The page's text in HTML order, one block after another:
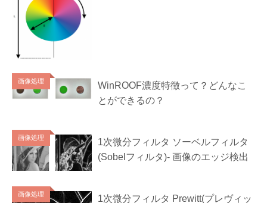
画像処理
WinROOF濃度特徴って？どんなこ
とができるの？
画像処理
1次微分フィルタ ソーベルフィルタ
(Sobelフィルタ)- 画像のエッジ検出
画像処理 1次微分フィルタ Prewitt(プレヴィッ